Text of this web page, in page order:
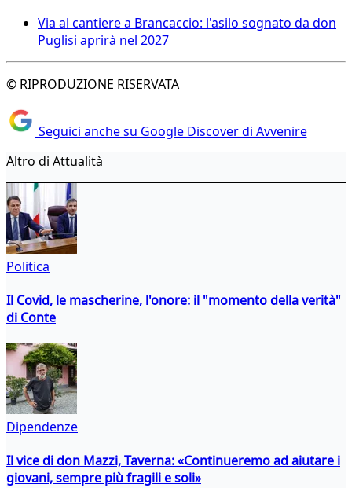
Via al cantiere a Brancaccio: l'asilo sognato da don
Puglisi aprirà nel 2027
© RIPRODUZIONE RISERVATA
Seguici anche su Google Discover di Avvenire
Altro di Attualità
Politica
Il Covid, le mascherine, l'onore: il "momento della verità"
di Conte
Dipendenze
Il vice di don Mazzi, Taverna: «Continueremo ad aiutare i
giovani, sempre più fragili e soli»